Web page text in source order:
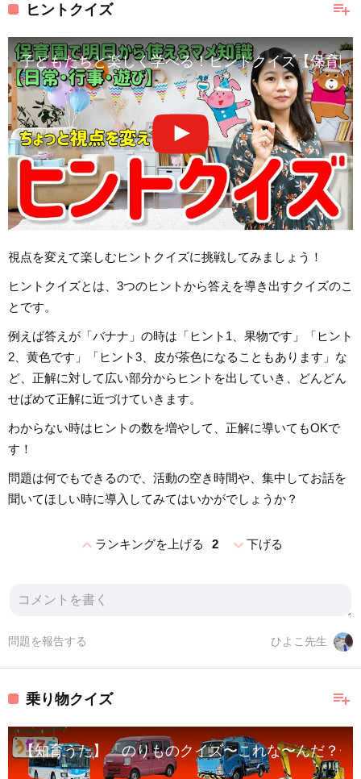
playlist_add
ヒントクイズ
子どもたちと楽しく学べる！ヒントクイズ【保育園
視点を変えて楽しむヒントクイズに挑戦してみましょう！
ヒントクイズとは、3つのヒントから答えを導き出すクイズのこ
とです。
例えば答えが「バナナ」の時は「ヒント1、果物です」「ヒント
2、黄色です」「ヒント3、皮が茶色になることもあります」な
ど、正解に対して広い部分からヒントを出していき、どんどん
せばめて正解に近づけていきます。
わからない時はヒントの数を増やして、正解に導いてもOKで
す！
問題は何でもできるので、活動の空き時間や、集中してお話を
聞いてほしい時に導入してみてはいかがでしょうか？
expand_lessランキングを上げる 2 expand_more下げる
ひよこ先生
問題を報告する
playlist_add
乗り物クイズ
【知育うた】「のりものクイズ〜これな〜んだ？